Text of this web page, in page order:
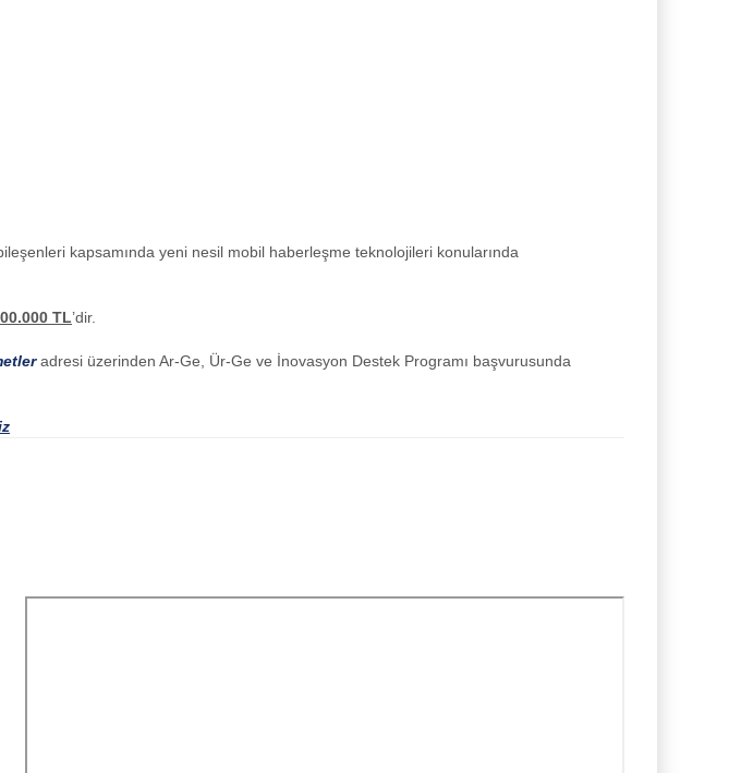
kapsamında yeni nesil mobil haberleşme teknolojileri konularında
TL’dir.
adresi üzerinden Ar-Ge, Ür-Ge ve İnovasyon Destek Programı başvurusunda